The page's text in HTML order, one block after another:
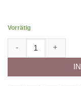
Vorrätig